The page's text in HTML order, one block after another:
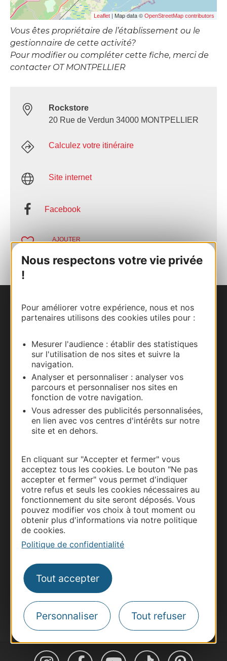
Nous respectons votre vie privée
!
Pour améliorer votre expérience, nous et nos
partenaires utilisons des cookies utiles pour :
Mesurer l'audience : établir des statistiques
sur l'utilisation de nos sites et suivre la
navigation.
Analyser et personnaliser : analyser vos
parcours et personnaliser nos sites en
fonction de votre navigation.
Vous adresser des publicités personnalisées,
en lien avec vos centres d'intérêts sur notre
site et en dehors.
En cliquant sur "Accepter et fermer" vous
acceptez tous les cookies. Le bouton "Ne pas
accepter et fermer" vous permet d'indiquer
votre refus et seuls les cookies nécessaires au
fonctionnement du site seront déposés. Vous
pouvez modifier vos choix à tout moment ou
obtenir plus d'informations via notre politique
de cookies.
Politique de confidentialité
Tout accepter
Personnaliser Tout refuser
Leaflet | Map data © OpenStreetMap contributors
Vous êtes propriétaire de l’établissement ou le
gestionnaire de cette activité?
Pour modifier ou compléter cette fiche, merci de
contacter OT MONTPELLIER
Rockstore
20 Rue de Verdun 34000 MONTPELLIER
Calculez votre itinéraire
Site internet
Facebook
AJOUTER
Nous contacter
Documentation
Thermalisme
Business/Mice
Pros d'Occitanie
Site presse et d'influence
Voyagistes
Inscrivez-vous à la lettre d'information
Destination Occitanie pour recevoir des
suggestions de séjours, de visites et de sorties.
Je m'abonne